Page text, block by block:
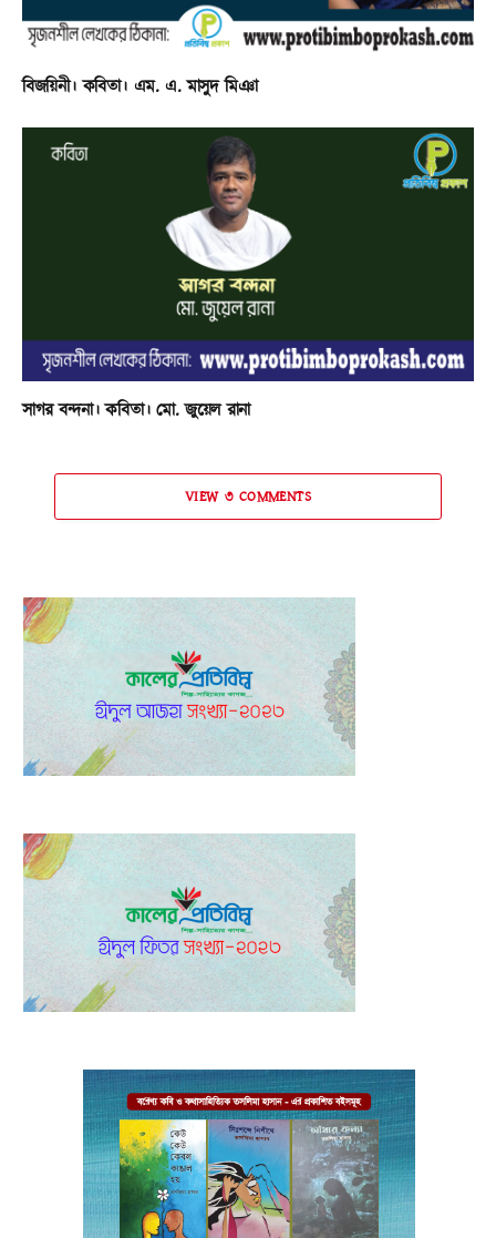
বিজয়িনী। কবিতা। এম. এ. মাসুদ মিঞা
সাগর বন্দনা। কবিতা। মো. জুয়েল রানা
VIEW ৩ COMMENTS